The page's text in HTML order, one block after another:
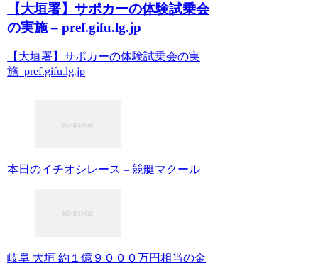
【大垣署】サポカーの体験試乗会
の実施 – pref.gifu.lg.jp
【大垣署】サポカーの体験試乗会の実
施 pref.gifu.lg.jp
本日のイチオシレース – 競艇マクール
岐阜 大垣 約１億９０００万円相当の金